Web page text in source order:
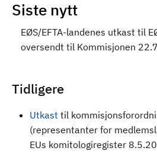
Siste nytt
EØS/EFTA-landenes utkast til
oversendt til Kommisjonen
Tidligere
Utkast til
(representanter for
EUs komitologiregister